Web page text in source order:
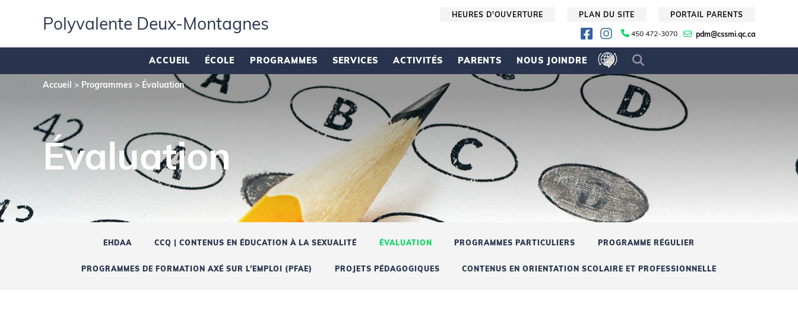
Polyvalente Deux‑Montagnes PLAN DU SITE PORTAIL PARENTS
HEURES D'OUVERTURE
450 472-3070 pdm@cssmi.qc.ca
ACCUEIL ÉCOLE PROGRAMMES SERVICES ACTIVITÉS PARENTS NOUS JOINDRE
Accueil > Programmes > Évaluation
Évaluation
EHDAA CCQ | CONTENUS EN ÉDUCATION À LA SEXUALITÉ ÉVALUATION PROGRAMMES PARTICULIERS PROGRAMME RÉGULIER
PROGRAMMES DE FORMATION AXÉ SUR L’EMPLOI (PFAE) PROJETS PÉDAGOGIQUES CONTENUS EN ORIENTATION SCOLAIRE ET PROFESSIONNELLE